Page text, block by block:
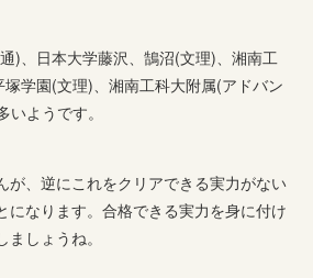
)、日本大学藤沢、鵠沼(文理)、湘南工
学園(文理)、湘南工科大附属(アドバン
ようです。
が、逆にこれをクリアできる実力がない
になります。合格できる実力を身に付け
しょうね。